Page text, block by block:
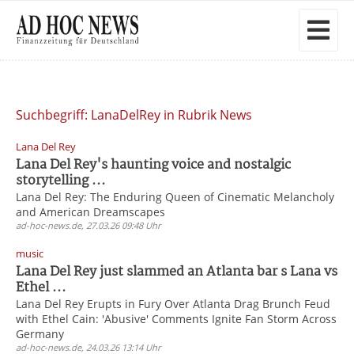
Suchbegriff: LanaDelRey in Rubrik News
Lana Del Rey
Lana Del Rey's haunting voice and nostalgic
storytelling ...
Lana Del Rey: The Enduring Queen of Cinematic Melancholy
and American Dreamscapes
ad-hoc-news.de, 27.03.26 09:48 Uhr
music
Lana Del Rey just slammed an Atlanta bar s Lana vs
Ethel ...
Lana Del Rey Erupts in Fury Over Atlanta Drag Brunch Feud
with Ethel Cain: 'Abusive' Comments Ignite Fan Storm Across
Germany
ad-hoc-news.de, 24.03.26 13:14 Uhr